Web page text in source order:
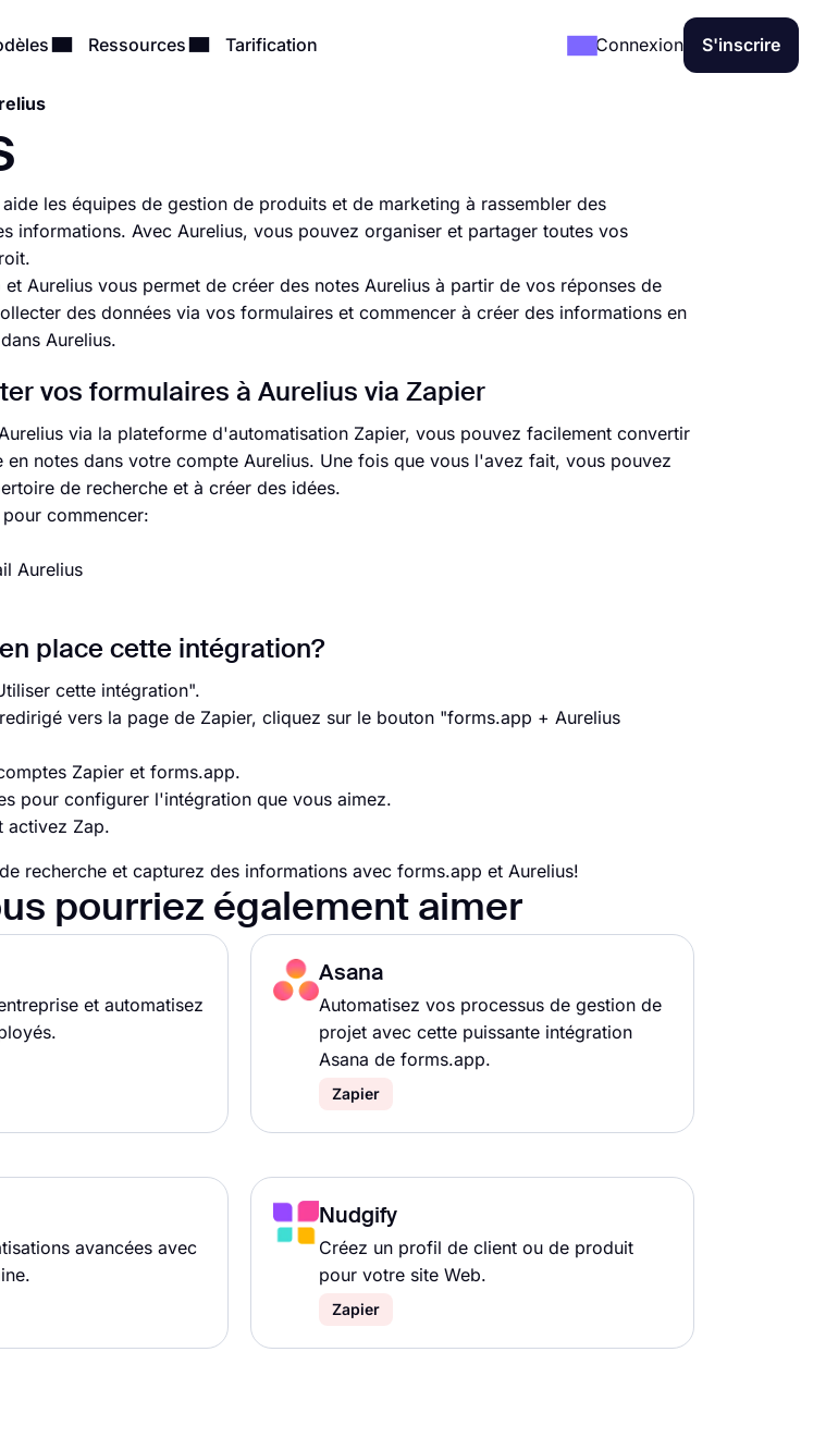
Ressources Tarification Connexion S'inscrire
les équipes de gestion de produits et de marketing à rassembler des
informations. Avec Aurelius, vous pouvez organiser et partager toutes vos
Aurelius vous permet de créer des notes Aurelius à partir de vos réponses de
des données via vos formulaires et commencer à créer des informations en
Aurelius.
vos formulaires à Aurelius via Zapier
via la plateforme d'automatisation Zapier, vous pouvez facilement convertir
en notes dans votre compte Aurelius. Une fois que vous l'avez fait, vous pouvez
de recherche et à créer des idées.
commencer:
Aurelius
place cette intégration?
cette intégration".
vers la page de Zapier, cliquez sur le bouton "forms.app + Aurelius
Zapier et forms.app.
pour configurer l'intégration que vous aimez.
activez Zap.
recherche et capturez des informations avec forms.app et Aurelius!
pourriez également aimer
et automatisez
Asana
Automatisez vos processus de gestion de
projet avec cette puissante intégration
Asana de forms.app.
Zapier
avancées avec
Nudgify
Créez un profil de client ou de produit
pour votre site Web.
Zapier